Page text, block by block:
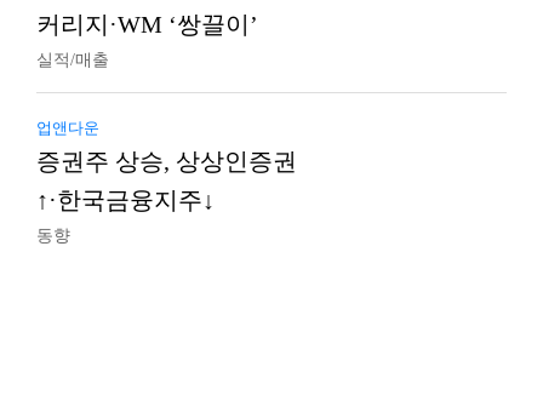
커리지·WM ‘쌍끌이’
실적/매출
업앤다운
증권주 상승, 상상인증권
↑·한국금융지주↓
동향